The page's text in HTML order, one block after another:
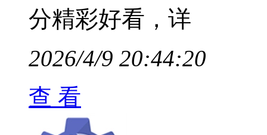
分精彩好看，详
2026/4/9 20:44:20
查 看